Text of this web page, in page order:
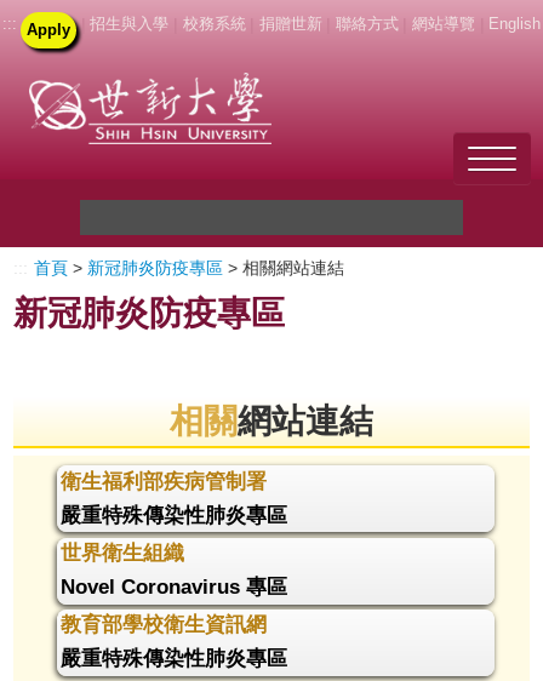
::: Apply | 招生與入學 校務系統 捐贈世新 聯絡方式 網站導覽 English
關於世新
未來學生
在校生
教職員
校友
媒體
首頁 > 新冠肺炎防疫專區 > 相關網站連結
新冠肺炎防疫專區
相關網站連結
衛生福利部疾病管制署
嚴重特殊傳染性肺炎專區
世界衛生組織
Novel Coronavirus 專區
教育部學校衛生資訊網
嚴重特殊傳染性肺炎專區